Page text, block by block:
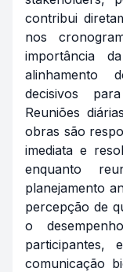
contribui
nos
importância
alinhamento
decisivos
Reuniões
obras são
imediata e
enquanto
planejamento
percepção de
o
participantes,
comunicação